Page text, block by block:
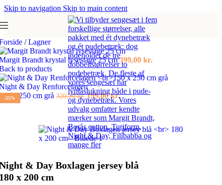
Skip to navigation Skip to main content
/ Lagner
Brandt krystal lysestage 25 cm399,00 kr.
to products
& Day Renforcelagen
x 250 cm grå 320,00kr.Den
oprindelige
pris
var:
320,00 kr..
199,00kr.Den
aktuelle
pris
er:
199,00 kr..
-25%
& Day Boxlagen jersey blå
x 200 cm